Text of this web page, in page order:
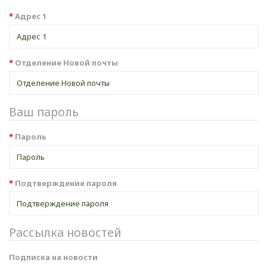
Адрес 1
Отделение Новой почты
Ваш пароль
Пароль
Подтверждение пароля
Рассылка новостей
Подписка на новости